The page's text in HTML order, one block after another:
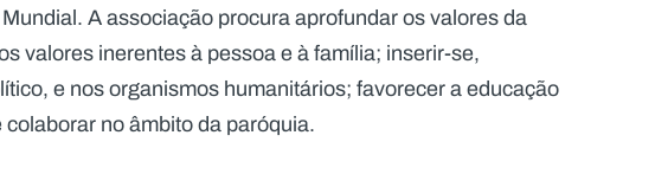
A associação procura aprofundar os valores da
valores inerentes à pessoa e à família; inserir-se,
e nos organismos humanitários; favorecer a educação
no âmbito da paróquia.